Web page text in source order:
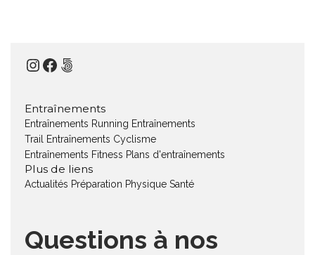
Instagram
Facebook
500px
Entraînements
Entraînements Running Entraînements
Trail
Entraînements Cyclisme
Entraînements Fitness Plans d'entraînements
Plus de liens
Actualités Préparation Physique Santé
Questions à nos